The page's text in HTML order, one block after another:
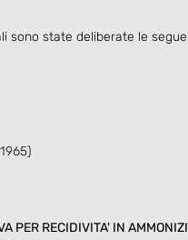
sono state deliberate le
PER RECIDIVITA' IN